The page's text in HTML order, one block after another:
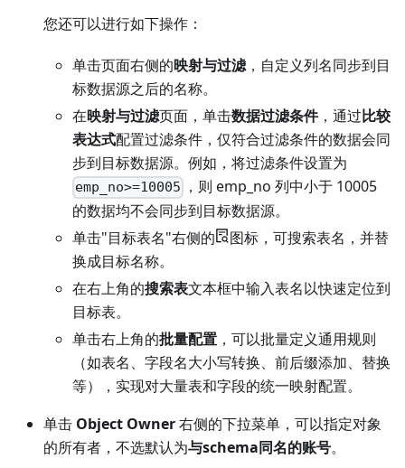
您还可以进行如下操作：
单击页面右侧的映射与过滤，自定义列名同步到目
标数据源之后的名称。
在映射与过滤页面，单击数据过滤条件，通过比较
表达式配置过滤条件，仅符合过滤条件的数据会同
步到目标数据源。例如，将过滤条件设置为
emp_no>=10005
，则 emp_no 列中小于 10005
的数据均不会同步到目标数据源。
单击"目标表名"右侧的
图标，可搜索表名，并替
换成目标名称。
在右上角的搜索表文本框中输入表名以快速定位到
目标表。
单击右上角的批量配置 ，可以批量定义通用规则
（如表名、字段名大小写转换、前后缀添加、替换
等），实现对大量表和字段的统一映射配置。
单击 Object Owner右侧的下拉菜单，可以指定对象
的所有者，不选默认为与schema同名的账号。